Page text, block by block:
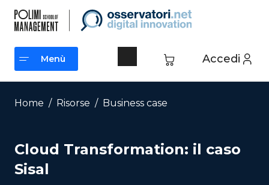
contenuto
Accedi
Menù
Menù
Home / Risorse / Business case
Cloud Transformation: il caso
Sisal